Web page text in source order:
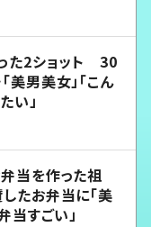
た2ショット 30
男美女」「こん
い」
当を作った祖
たお弁当に「美
当すごい」